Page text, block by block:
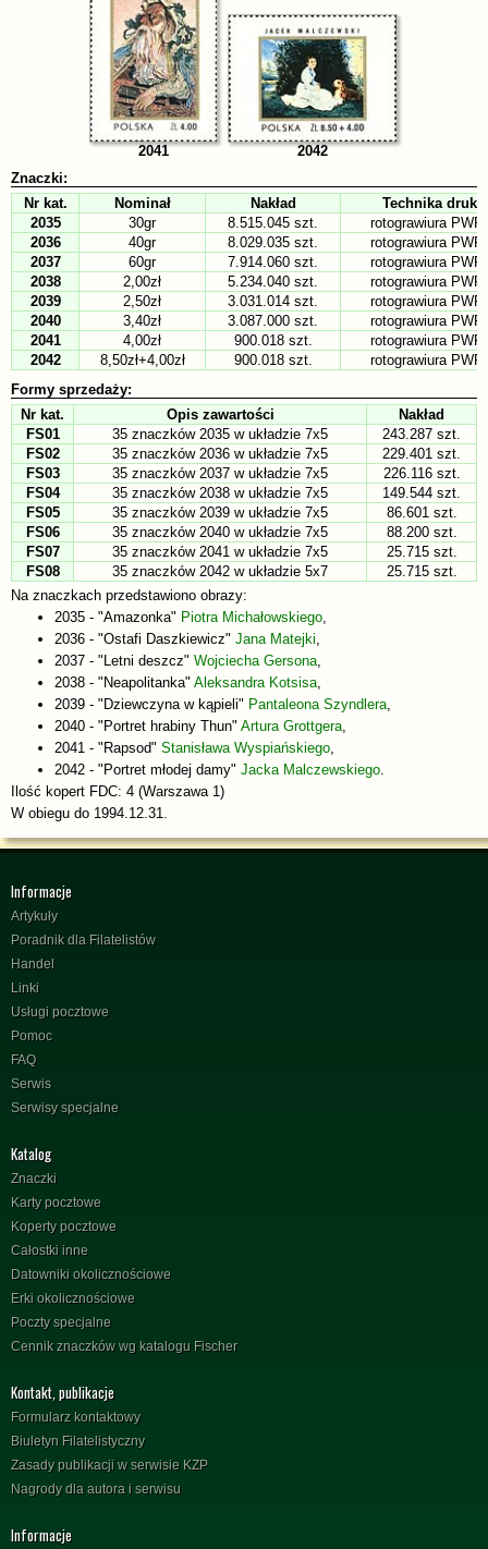
2041
2042
Znaczki:
Nr kat.
Nominał Nakład
Technika druku
2035
30gr 8.515.045 szt.
rotograwiura
2036
40gr 8.029.035 szt.
rotograwiura
2037
60gr 7.914.060 szt.
rotograwiura
2038
2,00zł 5.234.040 szt.
rotograwiura
2039
2,50zł 3.031.014 szt.
rotograwiura
2040
3,40zł 3.087.000 szt.
rotograwiura
2041
4,00zł 900.018 szt.
rotograwiura
2042
8,50zł+4,00zł 900.018 szt.
rotograwiura
Formy sprzedaży:
Nr kat.
Opis zawartości
Nakład
FS01
35 znaczków 2035 w układzie 7x5
243.287 szt.
FS02
35 znaczków 2036 w układzie 7x5
229.401 szt.
FS03
35 znaczków 2037 w układzie 7x5
226.116 szt.
FS04
35 znaczków 2038 w układzie 7x5
149.544 szt.
FS05
35 znaczków 2039 w układzie 7x5
86.601 szt.
FS06
35 znaczków 2040 w układzie 7x5
88.200 szt.
FS07
35 znaczków 2041 w układzie 7x5
25.715 szt.
FS08
35 znaczków 2042 w układzie 5x7
25.715 szt.
Na znaczkach przedstawiono obrazy:
2035 - "Amazonka" Piotra Michałowskiego
2036 - "Ostafi Daszkiewicz" Jana Matejki
2037 - "Letni deszcz" Wojciecha Gersona
2038 - "Neapolitanka" Aleksandra Kotsisa
2039 - "Dziewczyna w kąpieli" Pantaleona Szyndlera
2040 - "Portret hrabiny Thun" Artura Grottgera
2041 - "Rapsod" Stanisława Wyspiańskiego
2042 - "Portret młodej damy" Jacka Malczewskiego
Ilość kopert FDC: 4 (Warszawa 1)
W obiegu do 1994.12.31.
Informacje
Artykuły
Poradnik dla Filatelistów
Handel
Linki
Usługi pocztowe
Pomoc
FAQ
Serwis
Serwisy specjalne
Katalog
Znaczki
Karty pocztowe
Koperty pocztowe
Całostki inne
Datowniki okolicznościowe
Erki okolicznościowe
Poczty specjalne
Cennik znaczków wg katalogu Fischer
Kontakt, publikacje
Formularz kontaktowy
Biuletyn Filatelistyczny
Zasady publikacji w serwisie KZP
Nagrody dla autora i serwisu
Informacje